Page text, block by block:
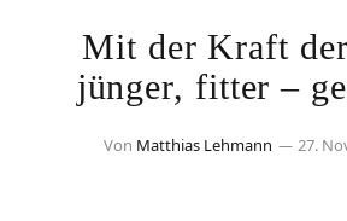
Mit der Kraft
jünger, fitter –
Von Matthias Lehmann 27.